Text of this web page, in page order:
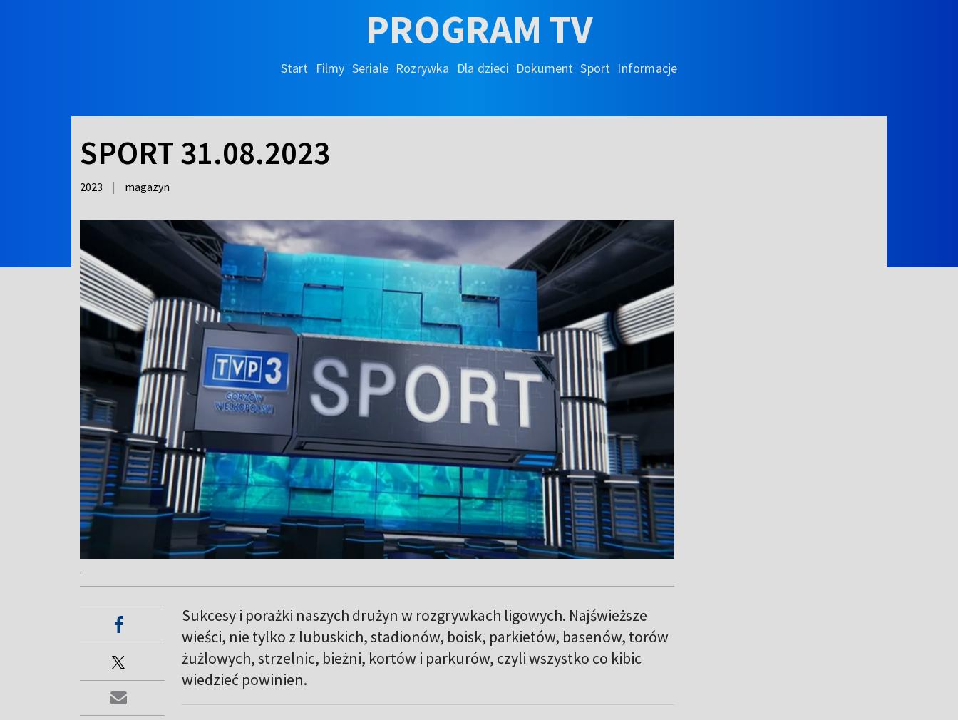
PROGRAM TV
Start Filmy Seriale Rozrywka Dla dzieci Dokument Sport Informacje
SPORT 31.08.2023
2023 | magazyn
.
Sukcesy i porażki naszych drużyn w rozgrywkach ligowych. Najświeższe
wieści, nie tylko z lubuskich, stadionów, boisk, parkietów, basenów, torów
żużlowych, strzelnic, bieżni, kortów i parkurów, czyli wszystko co kibic
wiedzieć powinien.